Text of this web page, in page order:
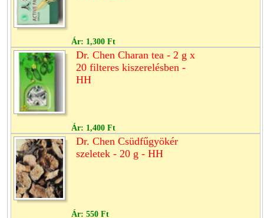
Ár: 1,300 Ft
Dr. Chen Charan tea - 2 g x
20 filteres kiszerelésben -
HH
Ár: 1,400 Ft
Dr. Chen Csüdfűgyökér
szeletek - 20 g - HH
Ár: 550 Ft